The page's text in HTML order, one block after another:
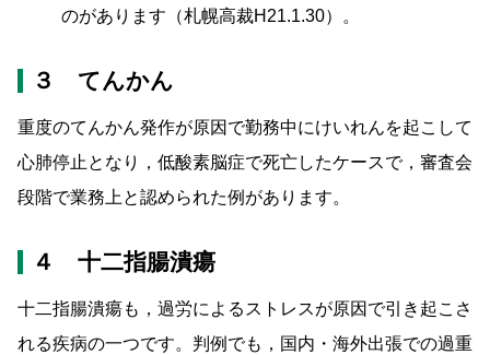
のがあります（札幌高裁H21.1.30）。
３ てんかん
重度のてんかん発作が原因で勤務中にけいれんを起こして
心肺停止となり，低酸素脳症で死亡したケースで，審査会
段階で業務上と認められた例があります。
４ 十二指腸潰瘍
十二指腸潰瘍も，過労によるストレスが原因で引き起こさ
れる疾病の一つです。判例でも，国内・海外出張での過重